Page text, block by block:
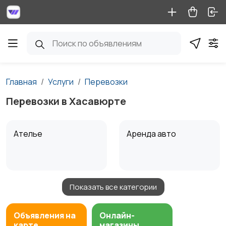
Главная Услуги Перевозки
Перевозки в Хасавюрте
Ателье Аренда авто
Аренда водного
транспорта
Аренда спецтехники
Показать все категории
Объявления на
Онлайн-